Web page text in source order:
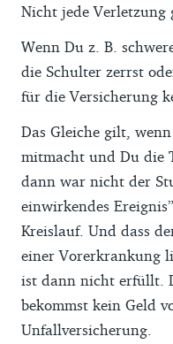
Nicht jede Verletzung
Wenn Du z. B.
die Schulter zerrst
für die Versicherung
Das Gleiche gilt,
mitmacht und Du die
dann war nicht der
einwirkendes
Kreislauf. Und dass
einer Vorerkrankung
ist dann nicht erfüllt.
bekommst kein Geld
Unfallversicherung.